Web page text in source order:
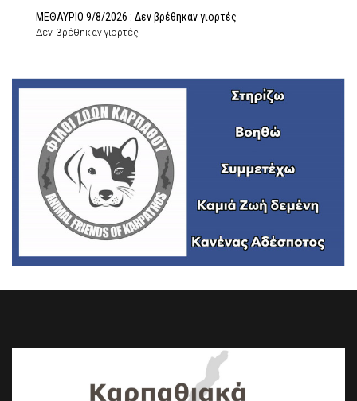
ΜΕΘΑΥΡΙΟ 9/8/2026 : Δεν βρέθηκαν γιορτές
Δεν βρέθηκαν γιορτές